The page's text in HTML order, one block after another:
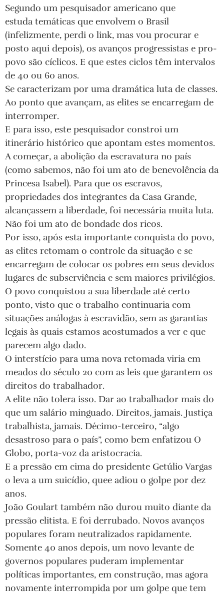
Segundo um pesquisador americano que
estuda temáticas que envolvem o Brasil
(infelizmente, perdi o link, mas vou procurar e
posto aqui depois), os avanços progressistas e pro-
povo são cíclicos. E que estes ciclos têm intervalos
de 40 ou 60 anos.
Se caracterizam por uma dramática luta de classes.
Ao ponto que avançam, as elites se encarregam de
interromper.
E para isso, este pesquisador constroi um
itinerário histórico que apontam estes momentos.
A começar, a abolição da escravatura no país
(como sabemos, não foi um ato de benevolência da
Princesa Isabel). Para que os escravos,
propriedades dos integrantes da Casa Grande,
alcançassem a liberdade, foi necessária muita luta.
Não foi um ato de bondade dos ricos.
Por isso, após esta importante conquista do povo,
as elites retomam o controle da situação e se
encarregam de colocar os pobres em seus devidos
lugares de subserviência e sem maiores privilégios.
O povo conquistou a sua liberdade até certo
ponto, visto que o trabalho continuaria com
situações análogas à escravidão, sem as garantias
legais às quais estamos acostumados a ver e que
parecem algo dado.
O interstício para uma nova retomada viria em
meados do século 20 com as leis que garantem os
direitos do trabalhador.
A elite não tolera isso. Dar ao trabalhador mais do
que um salário minguado. Direitos, jamais. Justiça
trabalhista, jamais. Décimo-terceiro, “algo
desastroso para o país”, como bem enfatizou O
Globo, porta-voz da aristocracia.
E a pressão em cima do presidente Getúlio Vargas
o leva a um suicídio, quee adiou o golpe por dez
anos.
João Goulart também não durou muito diante da
pressão elitista. E foi derrubado. Novos avanços
populares foram neutralizados rapidamente.
Somente 40 anos depois, um novo levante de
governos populares puderam implementar
políticas importantes, em construção, mas agora
novamente interrompida por um golpe que tem